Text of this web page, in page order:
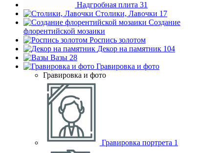
Надгробная плита 31
Столики, Лавочки 17
Создание
флорентийской мозаики
Роспись золотом
Декор на памятник 104
Вазы 28
Гравировка и фото
Гравировка и фото
Гравировка портрета 1